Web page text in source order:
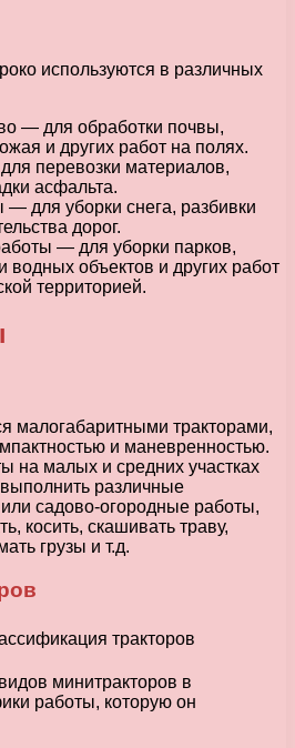
используются в различных
— для обработки почвы,
и других работ на полях.
перевозки материалов,
асфальта.
для уборки снега, разбивки
дорог.
— для уборки парков,
водных объектов и других работ
территорией.
малогабаритными тракторами,
и маневренностью.
на малых и средних участках
различные
садово-огородные работы,
косить, скашивать траву,
грузы и т.д.
минитракторов в
работы, которую он